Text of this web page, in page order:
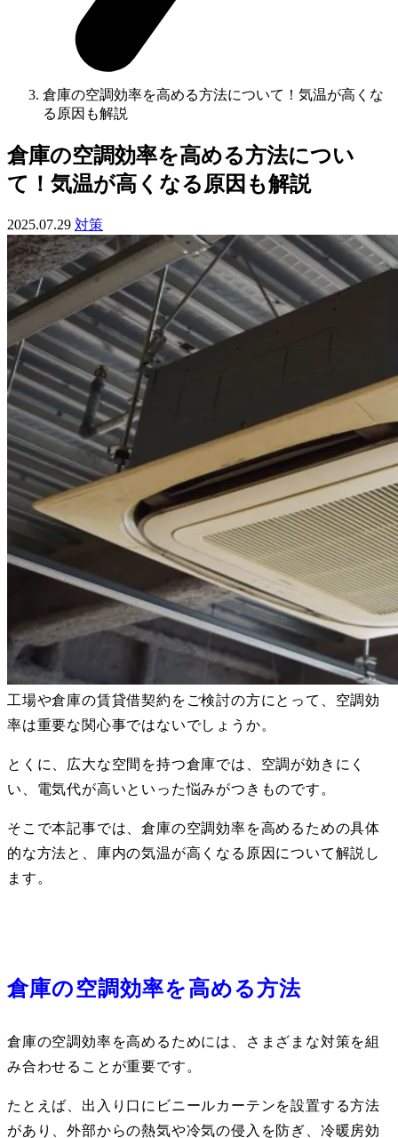
倉庫の空調効率を高める方法について！気温が高くな
る原因も解説
倉庫の空調効率を高める方法につい
て！気温が高くなる原因も解説
2025.07.29 対策
工場や倉庫の賃貸借契約をご検討の方にとって、空調効
率は重要な関心事ではないでしょうか。
とくに、広大な空間を持つ倉庫では、空調が効きにく
い、電気代が高いといった悩みがつきものです。
そこで本記事では、倉庫の空調効率を高めるための具体
的な方法と、庫内の気温が高くなる原因について解説し
ます。
倉庫の空調効率を高める方法
倉庫の空調効率を高めるためには、さまざまな対策を組
み合わせることが重要です。
たとえば、出入り口にビニールカーテンを設置する方法
があり、外部からの熱気や冷気の侵入を防ぎ、冷暖房効